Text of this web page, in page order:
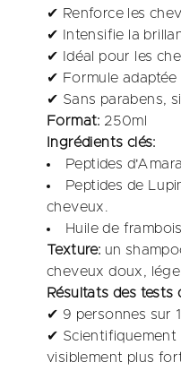
✔ Renforce les
✔ Intensifie la
✔ Idéal pour les
✔ Formule
✔ Sans parabens,
Format: 250ml
Ingrédients clés:
Peptides
Peptides de
cheveux.
Huile de
Texture: un
cheveux doux,
Résultats des tests
✔ 9 personnes sur
✔ Scientifiquement
visiblement plus